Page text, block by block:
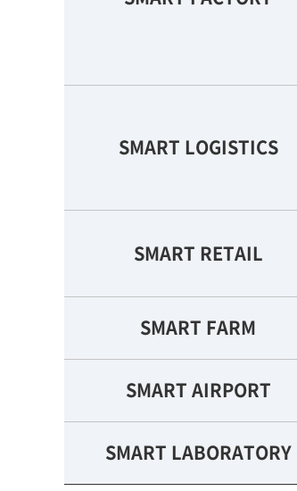
SMART LOGISTICS
SMART RETAIL
SMART FARM
SMART AIRPORT
SMART LABORATORY